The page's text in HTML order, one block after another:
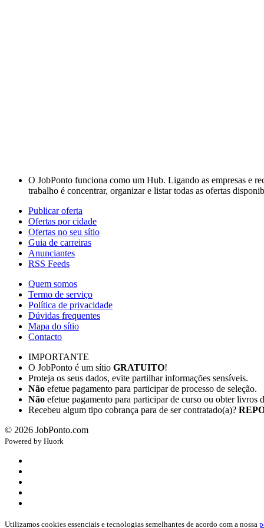
O JobPonto funciona como um Hub. Ligando as empresas e
trabalho é concentrar, organizar e listar todas as ofertas
Publicar oferta
Ofertas por cidade
Ofertas no seu sítio
Guia de carreiras
Anunciantes
RSS Feeds
Quem somos
Termo de serviço
Política de privacidade
Dúvidas frequentes
Mapa do sítio
Contacto
IMPORTANTE
O JobPonto é um sítio GRATUITO!
Proteja os seus dados, evite partilhar informações sensíveis.
Não efetue pagamento para participar de processo de seleção.
Não efetue pagamento para participar de curso ou obter livros
Recebeu algum tipo cobrança para de ser contratado(a)?
© 2026 JobPonto.com
Powered by Huork
Utilizamos cookies essenciais e tecnologias semelhantes de acordo com a nossa